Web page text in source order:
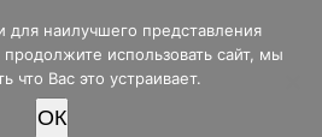
Россия, г.Оренбург, ул.Мира 32/2
для наилучшего представления
использовать сайт, мы
что Вас это устраивает.
OК